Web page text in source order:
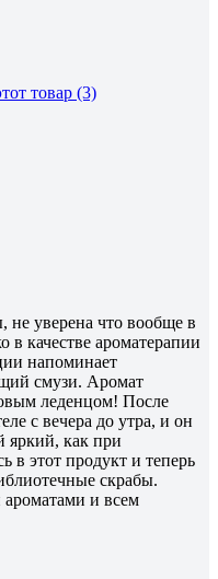
товар (3)
не уверена что вообще в
в качестве ароматерапии
напоминает
смузи. Аромат
леденцом! После
с вечера до утра, и он
яркий, как при
в этот продукт и теперь
скрабы.
ароматами и всем